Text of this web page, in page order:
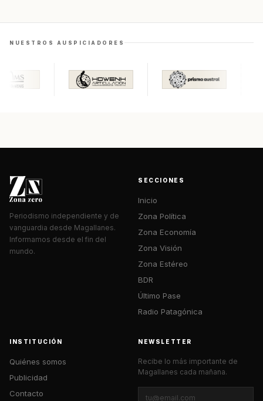
NUESTROS AUSPICIADORES
Periodismo independiente y de
vanguardia desde Magallanes.
Informamos desde el fin del
mundo.
SECCIONES
Inicio
Zona Política
Zona Economía
Zona Visión
Zona Estéreo
BDR
Último Pase
Radio Patagónica
INSTITUCIÓN
Quiénes somos
Publicidad
Contacto
NEWSLETTER
Recibe lo más importante de
Magallanes cada mañana.